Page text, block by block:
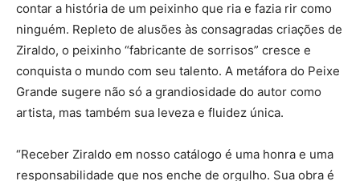
contar a história de um peixinho que ria e fazia rir como
ninguém. Repleto de alusões às consagradas criações de
Ziraldo, o peixinho “fabricante de sorrisos” cresce e
conquista o mundo com seu talento. A metáfora do Peixe
Grande sugere não só a grandiosidade do autor como
artista, mas também sua leveza e fluidez única.
“Receber Ziraldo em nosso catálogo é uma honra e uma
responsabilidade que nos enche de orgulho. Sua obra é